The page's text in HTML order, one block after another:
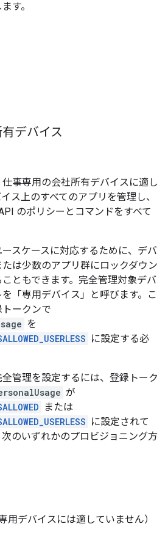
す。
デバイス
仕事専用の会社所有デバイスに適し
ス上のすべてのアプリを管理し、
のポリシーとコマンドをすべて
スケースに対応するために、デバ
は少数のアプリ群にロックダウン
こともできます。完全管理対象デバ
「専用デバイス」と呼びます。
こ
ークンで
を
に設定する必
管理を設定するには、登録トーク
が
または
に設定されて
のいずれかのプロビジョニング方
専用デバイスには適していません）